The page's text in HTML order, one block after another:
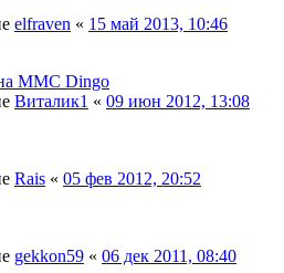
elfraven « 15 май 2013, 10:46
MMC Dingo
Виталик1 « 09 июн 2012, 13:08
Rais « 05 фев 2012, 20:52
gekkon59 « 06 дек 2011, 08:40